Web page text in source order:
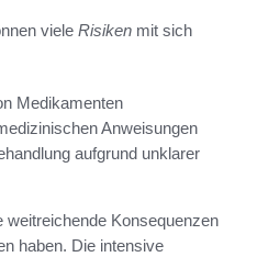
viele Risiken mit sich
Medikamenten
Anweisungen
aufgrund unklarer
Konsequenzen
haben. Die intensive